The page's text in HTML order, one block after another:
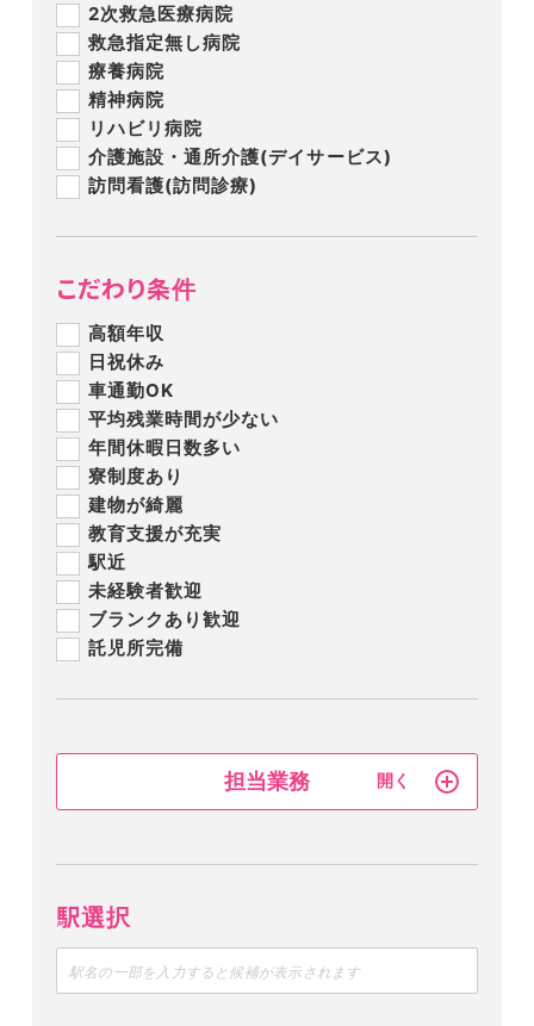
2次救急医療病院
救急指定無し病院
療養病院
精神病院
リハビリ病院
介護施設・通所介護(デイサービス)
訪問看護(訪問診療)
こだわり条件
高額年収
日祝休み
車通勤OK
平均残業時間が少ない
年間休暇日数多い
寮制度あり
建物が綺麗
教育支援が充実
駅近
未経験者歓迎
ブランクあり歓迎
託児所完備
担当業務
駅選択